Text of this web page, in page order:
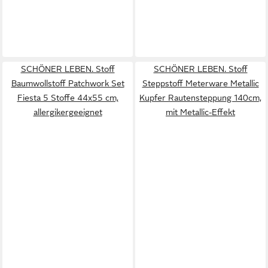
SCHÖNER LEBEN. Stoff
Baumwollstoff Patchwork Set
Fiesta 5 Stoffe 44x55 cm,
allergikergeeignet
SCHÖNER LEBEN. Stoff
Steppstoff Meterware Metallic
Kupfer Rautensteppung 140cm,
mit Metallic-Effekt